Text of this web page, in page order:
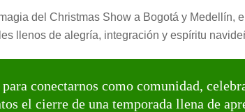
del Christmas Show a Bogotá y Medellín,
llenos de alegría, integración y espíritu
conectarnos como comunidad,
el cierre de una temporada llena de